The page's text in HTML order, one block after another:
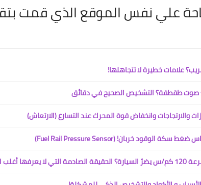
علي نفس الموقع الذي قمت
علامات خطيرة لا تتجاهلها!
صوت طقطقة؟ التشخيص الصحيح في دقائق
والارتجاجات وانخفاض قوة المحرك عند التسارع (الارتعاش)
السائقين!